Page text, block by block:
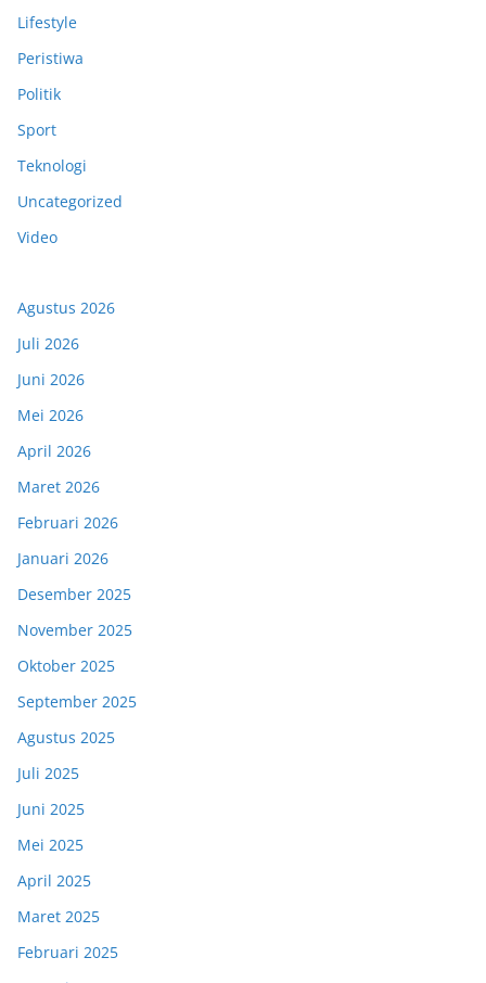
Lifestyle
Peristiwa
Politik
Sport
Teknologi
Uncategorized
Video
Agustus 2026
Juli 2026
Juni 2026
Mei 2026
April 2026
Maret 2026
Februari 2026
Januari 2026
Desember 2025
November 2025
Oktober 2025
September 2025
Agustus 2025
Juli 2025
Juni 2025
Mei 2025
April 2025
Maret 2025
Februari 2025